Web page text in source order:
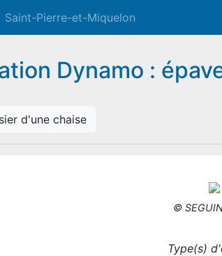
(current)
Saint-Pierre-et-Miquelon
Dynamo :
d'une chaise
©
Type(s)